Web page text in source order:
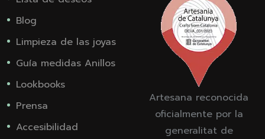
Blog
Limpieza de las joyas
Guía medidas Anillos
Lookbooks
Prensa
Accesibilidad
Artesana reconocida
oficialmente por la
generalitat de